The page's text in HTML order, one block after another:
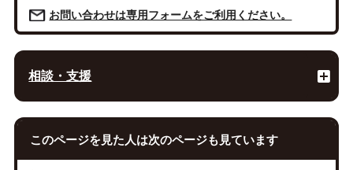
お問い合わせは専用フォームをご利用ください。
相談・支援
このページを見た人は次のページも見ています